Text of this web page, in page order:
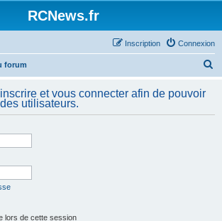
RCNews.fr
Connexion
Inscription
forum
h
et vous connecter afin de pouvoir
utilisateurs.
lors de cette session